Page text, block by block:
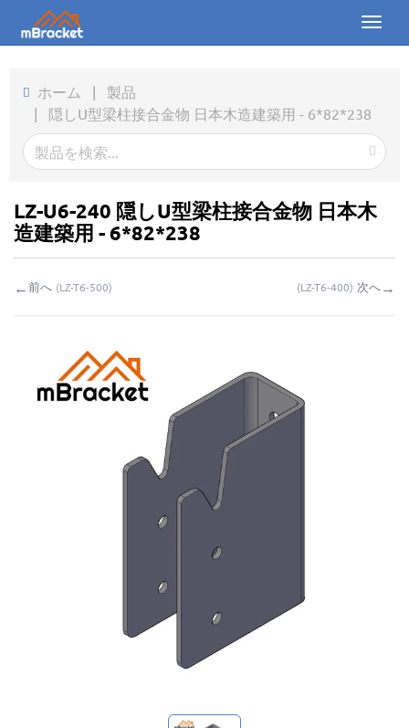
Toggle
製品
ニュース
写真
お問い合わせ
お問い合わせ
ホーム | 製品
| 隠しU型梁柱接合金物 日本木造建築用 - 6*82*238
LZ-U6-240 隠しU型梁柱接合金物 日本木
造建築用 - 6*82*238
←前へ (LZ-T6-500) (LZ-T6-400) 次へ→